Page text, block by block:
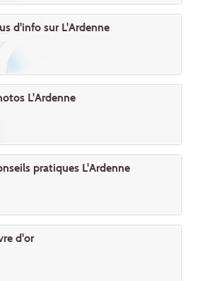
d'info sur L'Ardenne
L'Ardenne
pratiques L'Ardenne
d'or